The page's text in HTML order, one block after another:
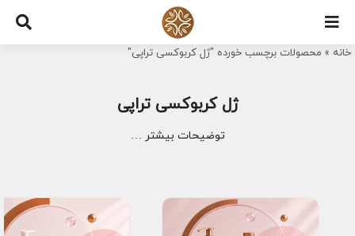
Skip
content
خانه » محصولات برچسب خورده "ژل کربوکسی تراپی"
ژل کربوکسی تراپی
توضیحات بیشتر …